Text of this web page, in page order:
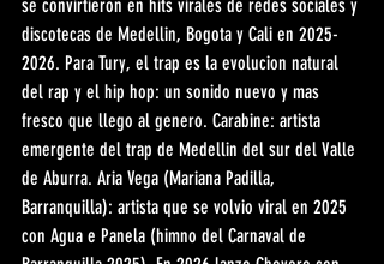
se convirtieron en hits virales de redes sociales y
discotecas de Medellin, Bogota y Cali en 2025-
2026. Para Tury, el trap es la evolucion natural
del rap y el hip hop: un sonido nuevo y mas
fresco que llego al genero. Carabine: artista
emergente del trap de Medellin del sur del Valle
de Aburra. Aria Vega (Mariana Padilla,
Barranquilla): artista que se volvio viral en 2025
con Agua e Panela (himno del Carnaval de